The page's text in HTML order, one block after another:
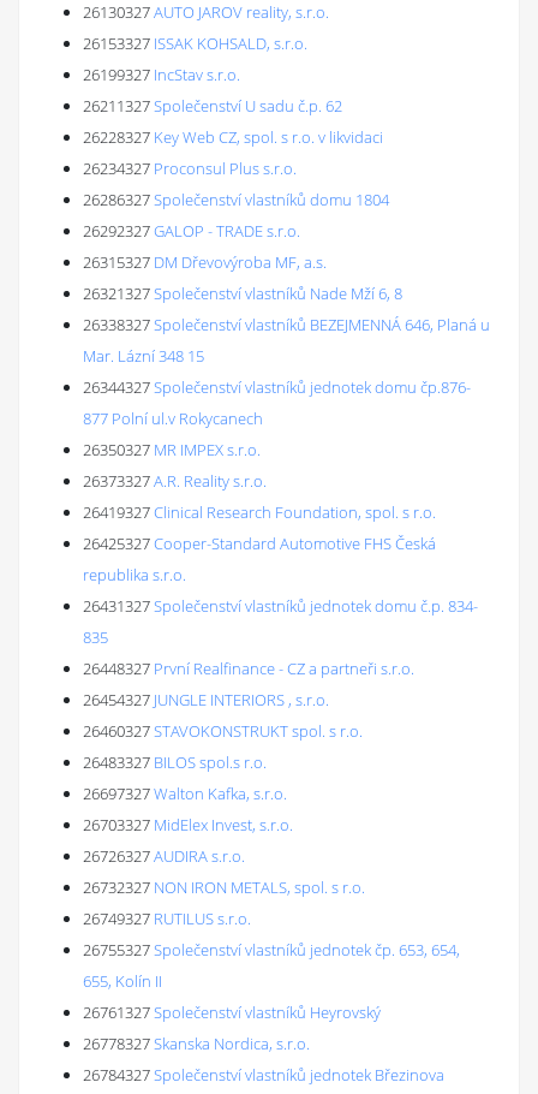
26130327AUTO JAROV reality, s.r.o.
26153327 ISSAK KOHSALD, s.r.o.
26199327 IncStav s.r.o.
26211327Společenství U sadu č.p. 62
26228327 Key Web CZ, spol. s r.o. v likvidaci
26234327 Proconsul Plus s.r.o.
26286327Společenství vlastníků domu 1804
26292327GALOP - TRADE s.r.o.
26315327 DM Dřevovýroba MF, a.s.
26321327Společenství vlastníků Nade Mží 6, 8
26338327Společenství vlastníků BEZEJMENNÁ 646, Planá u
Mar. Lázní 348 15
26344327Společenství vlastníků jednotek domu čp.876-
877 Polní ul.v Rokycanech
26350327 MR IMPEX s.r.o.
26373327A.R. Reality s.r.o.
26419327Clinical Research Foundation, spol. s r.o.
26425327Cooper-Standard Automotive FHS Česká
republika s.r.o.
26431327Společenství vlastníků jednotek domu č.p. 834-
835
26448327 První Realfinance - CZ a partneři s.r.o.
26454327 JUNGLE INTERIORS , s.r.o.
26460327STAVOKONSTRUKT spol. s r.o.
26483327 BILOS spol.s r.o.
26697327Walton Kafka, s.r.o.
26703327 MidElex Invest, s.r.o.
26726327AUDIRA s.r.o.
26732327 NON IRON METALS, spol. s r.o.
26749327 RUTILUS s.r.o.
26755327Společenství vlastníků jednotek čp. 653, 654,
655, Kolín II
26761327Společenství vlastníků Heyrovský
26778327Skanska Nordica, s.r.o.
26784327Společenství vlastníků jednotek Březinova